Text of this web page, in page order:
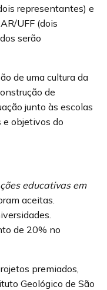
representantes) e
UFF (dois
serão
de uma cultura da
de
junto às escolas
e objetivos do
educativas em
aceitas.
de 20% no
premiados,
Geológico de São